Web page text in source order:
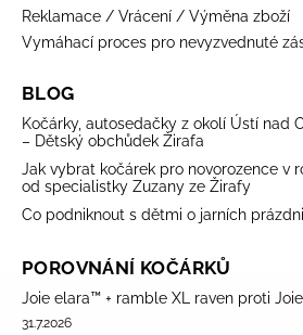
Reklamace / Vrácení / Výměna zboží
Vymáhací proces pro nevyzvednuté
BLOG
Kočárky, autosedačky z okolí Ústí nad
– Dětský obchůdek Žirafa
Jak vybrat kočárek pro novorozence v
od specialistky Zuzany ze Žirafy
Co podniknout s dětmi o jarních
POROVNÁNÍ KOČÁRKŮ
Joie elara™ + ramble XL raven proti
31.7.2026